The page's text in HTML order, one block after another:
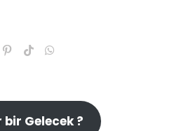
Gelecek ?